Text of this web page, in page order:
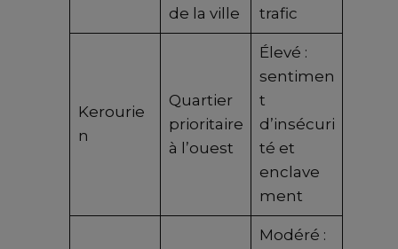
de la ville
trafic
Kerourie
n
Quartier
prioritaire
à l’ouest
Élevé :
sentimen
t
d’insécuri
té et
enclave
ment
Modéré :